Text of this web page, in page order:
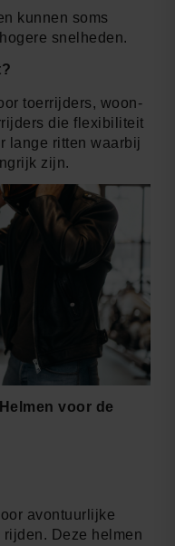
kunnen soms
snelheden.
toerrijders, woon-
die flexibiliteit
lange ritten waarbij
zijn.
voor de
avontuurlijke
Deze helmen